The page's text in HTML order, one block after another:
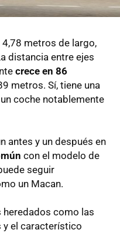
metros de largo,
distancia entre ejes
crece en 86
metros. Sí, tiene una
coche notablemente
antes y un después en
con el modelo de
seguir
un Macan.
heredados como las
y el característico